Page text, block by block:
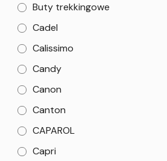
Buty trekkingowe
Cadel
Calissimo
Candy
Canon
Canton
CAPAROL
Capri